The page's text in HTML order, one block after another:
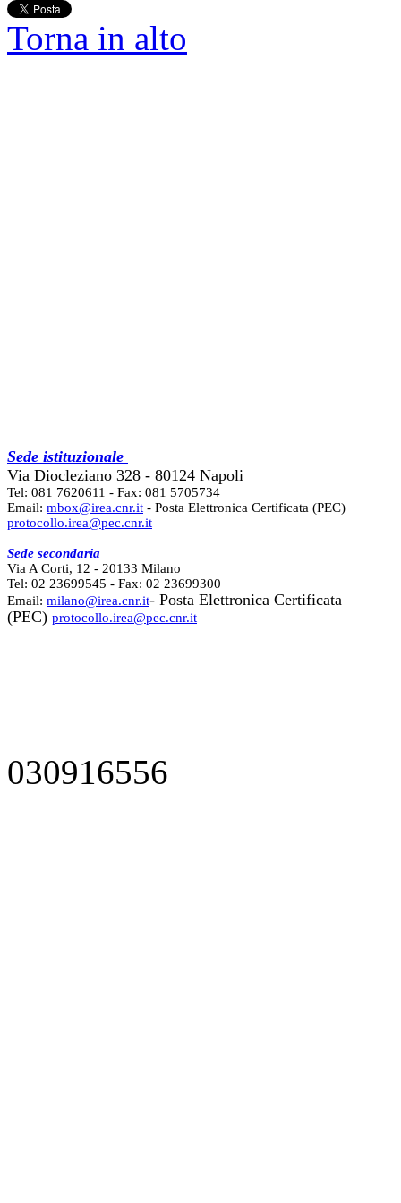
Torna in alto
Sede istituzionale
Via Diocleziano 328 - 80124 Napoli
Tel: 081 7620611 - Fax: 081 5705734
Email: mbox@irea.cnr.it - Posta Elettronica Certificata (PEC)
protocollo.irea@pec.cnr.it
Sede secondaria
Via A Corti, 12 - 20133 Milano
Tel: 02 23699545 - Fax: 02 23699300
Email: milano@irea.cnr.it- Posta Elettronica Certificata
(PEC) protocollo.irea@pec.cnr.it
030916556